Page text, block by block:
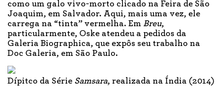
como um galo vivo-morto clicado na Feira de São
Joaquim, em Salvador. Aqui, mais uma vez, ele
carrega na “tinta” vermelha. Em Breu,
particularmente, Oske atendeu a pedidos da
Galeria Biographica, que expôs seu trabalho na
Doc Galeria, em São Paulo.
Dípitco da Série Samsara, realizada na Índia (2014)